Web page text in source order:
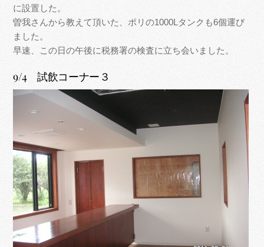
に設置した。
曽我さんから教えて頂いた、ポリの1000Lタンクも6個運び
ました。
早速、この日の午後に税務署の検査に立ち会いました。
9/4 試飲コーナー３